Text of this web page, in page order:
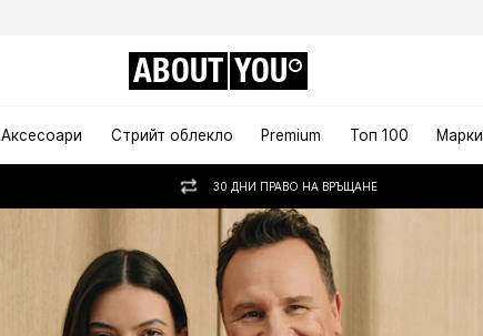
ABOUT YOU
Аксесоари Стрийт облекло Premium Топ 100 Марки
30 ДНИ ПРАВО НА ВРЪЩАНЕ